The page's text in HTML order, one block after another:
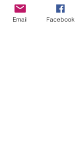
Email Facebook